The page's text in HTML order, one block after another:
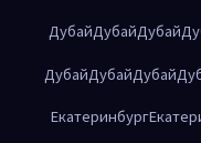
ДубайДубайДубай
ДубайДубайДубай
Екатеринбург